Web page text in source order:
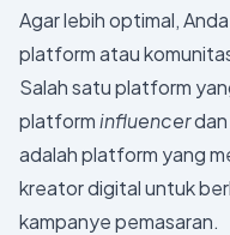
Agar lebih optimal,
platform atau
Salah satu platform
platforminfluencer
adalah platform yang
kreator digital untuk
kampanye pemasaran.